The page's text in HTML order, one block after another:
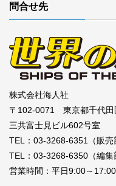
問合せ先
株式会社海人社
〒102-0071 東京都千代田
三共富士見ビル602号室
TEL：03-3268-6351（販売
TEL：03-3268-6350（編集
営業時間：平日9:00～17:00